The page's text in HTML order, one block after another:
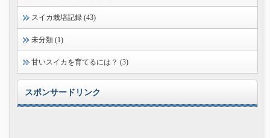
スイカ栽培記録 (43)
未分類 (1)
甘いスイカを育てるには？ (3)
スポンサードリンク